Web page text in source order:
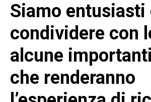
Siamo entusiasti
condividere con
alcune
che renderanno